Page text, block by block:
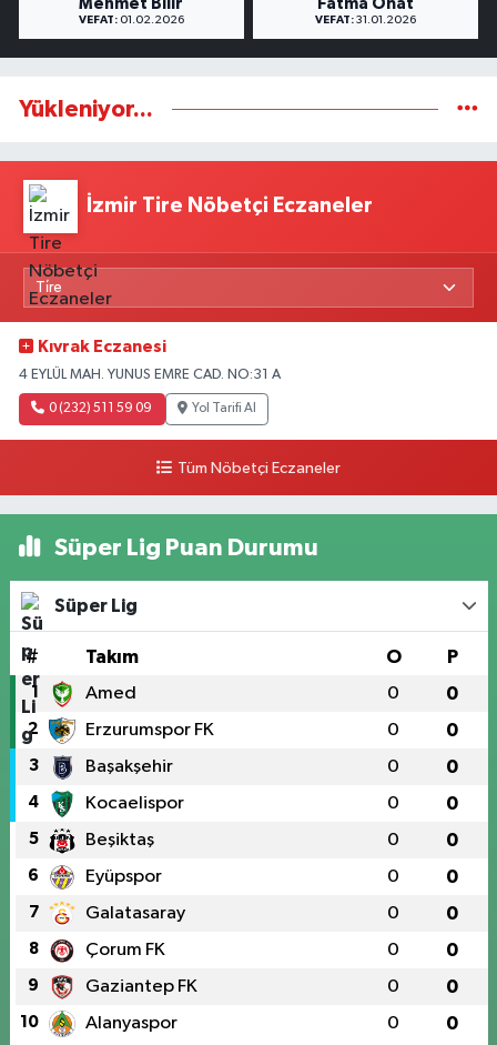
Mehmet Bilir
VEFAT:01.02.2026
Fatma Onat
VEFAT: 31.01.2026
Yükleniyor...
İzmir Tire Nöbetçi Eczaneler
Kıvrak Eczanesi
4 EYLÜL MAH. YUNUS EMRE CAD. NO:31 A
0 (232) 511 59 09 Yol Tarifi Al
Tüm Nöbetçi Eczaneler
Süper Lig Puan Durumu
Süper Lig
# Takım O P
1 Amed 0 0
2 Erzurumspor FK 0 0
3 Başakşehir 0 0
4 Kocaelispor 0 0
5 Beşiktaş 0 0
6 Eyüpspor 0 0
7 Galatasaray 0 0
8 Çorum FK 0 0
9 Gaziantep FK 0 0
10 Alanyaspor 0 0